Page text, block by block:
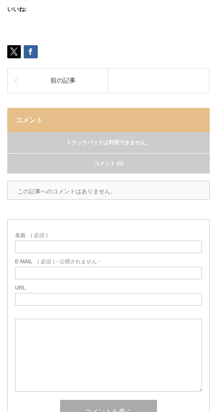
いいね:
前の記事
コメント
トラックバックは利用できません。
コメント (0)
この記事へのコメントはありません。
名前 ( 必須 )
E-MAIL ( 必須 ) - 公開されません -
URL